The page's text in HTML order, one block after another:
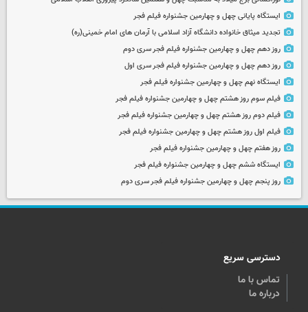
ایستگاه پایانی چهل و چهارمین جشنواره فیلم فجر
تجدید میثاق خانواده دانشگاه آزاد اسلامی با آرمان های امام خمینی(ره)
روز دهم چهل و چهارمین جشنواره فیلم فجر سری دوم
روز دهم چهل و چهارمین جشنواره فیلم فجر سری اول
ایستگاه نهم چهل و چهارمین جشنواره فیلم فجر
فیلم سوم روز هشتم چهل و چهارمین جشنواره فیلم فجر
فیلم دوم روز هشتم چهل و چهارمین جشنواره فیلم فجر
فیلم اول روز هشتم چهل و چهارمین جشنواره فیلم فجر
روز هفتم چهل و چهارمین جشنواره فیلم فجر
ایستگاه ششم چهل و چهارمین جشنواره فیلم فجر
روز پنجم چهل و چهارمین جشنواره فیلم فجر سری دوم
دسترسی سریع
تماس با ما
درباره ما